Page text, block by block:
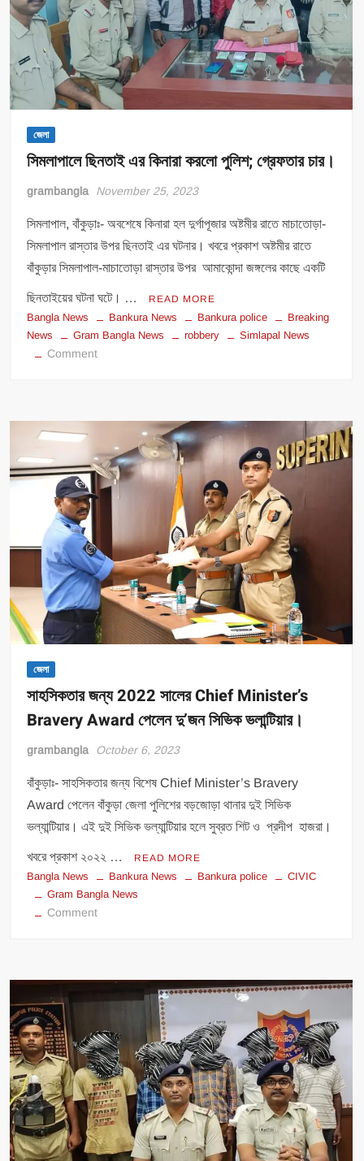
জেলা
সিমলাপালে ছিনতাই এর কিনারা করলো পুলিশ; গ্রেফতার চার।
grambangla November 25, 2023
সিমলাপাল, বাঁকুড়াঃ- অবশেষে কিনারা হল দুর্গাপূজার অষ্টমীর রাতে মাচাতোড়া-
সিমলাপাল রাস্তার উপর ছিনতাই এর ঘটনার। খবরে প্রকাশ অষ্টমীর রাতে
বাঁকুড়ার সিমলাপাল-মাচাতোড়া রাস্তার উপর আমাকোন্দা জঙ্গলের কাছে একটি
ছিনতাইয়ের ঘটনা ঘটে। … READ MORE
Bangla News Bankura News Bankura police
Breaking
News
Gram Bangla News robbery Simlapal News
Commenton
করলো
পুলিশ;
গ্রেফতার
চার।
জেলা
সাহসিকতার জন্য 2022 সালের Chief Minister’s
Bravery Award পেলেন দু’জন সিভিক ভলান্টিয়ার।
grambangla October 6, 2023
বাঁকুড়াঃ- সাহসিকতার জন্য বিশেষ Chief Minister’s Bravery
Award পেলেন বাঁকুড়া জেলা পুলিশের বড়জোড়া থানার দুই সিভিক
ভল্যান্টিয়ার। এই দুই সিভিক ভল্যান্টিয়ার হলে সুব্রত শিট ও প্রদীপ হাজরা।
খবরে প্রকাশ ২০২২ … READ MORE
Bangla News Bankura News Bankura police
CIVIC
Gram Bangla News
Commenton
সালের
Chief
Bravery
Award
পেলেন
দু’জন
সিভিক
ভলান্টিয়ার।